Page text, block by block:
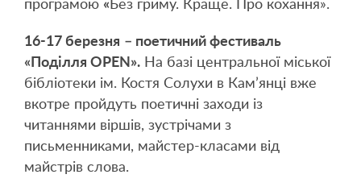
програмою « Без гриму. Краще. Про кохання».
16-17 березня – поетичний фестиваль
«Поділля OPEN». На базі центральної міської
бібліотеки ім. Костя Солухи в Кам’янці вже
вкотре пройдуть поетичні заходи із
читаннями віршів, зустрічами з
письменниками, майстер-класами від
майстрів слова.